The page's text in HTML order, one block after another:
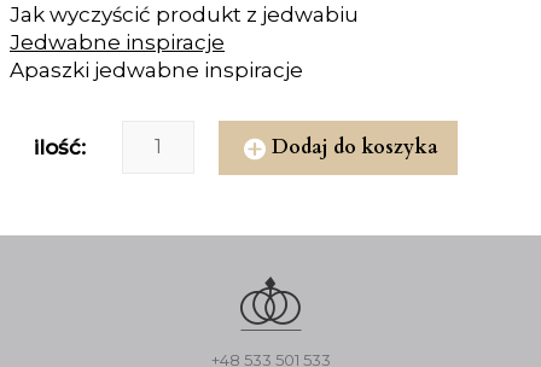
Jak wyczyścić produkt z jedwabiu
Jedwabne inspiracje
Apaszki jedwabne inspiracje
ilość: Dodaj do koszyka
+48 533 501 533